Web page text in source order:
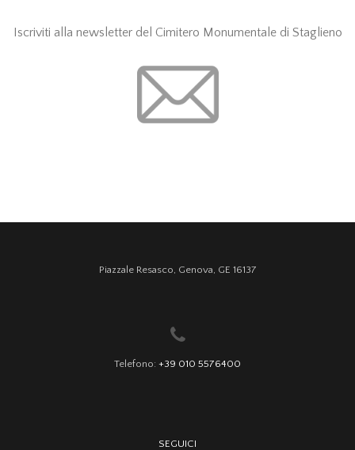
Iscriviti alla newsletter del Cimitero Monumentale di Staglieno
Piazzale Resasco, Genova, GE 16137
Telefono: +39 010 5576400
SEGUICI